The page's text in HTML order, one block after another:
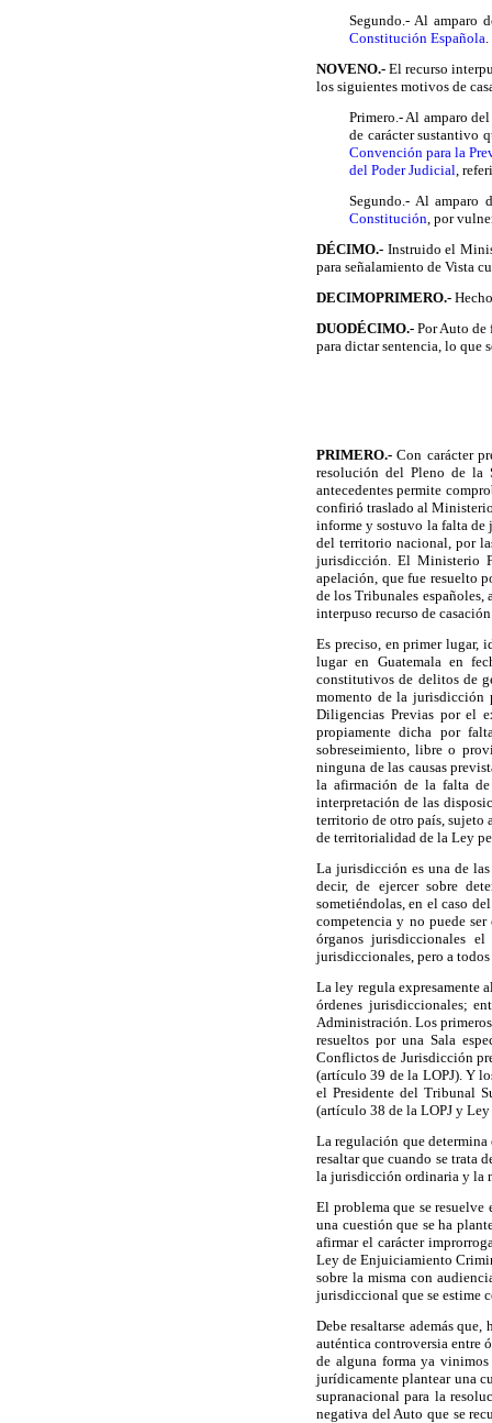
Segundo.- Al amparo
Constitución Española.
NOVENO.- El recurso
los siguientes motivos de
Primero.- Al amparo
de carácter sustantivo
Convención para la
del Poder Judicial,
Segundo.- Al
Constitución, por
DÉCIMO.- Instruido el
para señalamiento de Vista
DECIMOPRIMERO.-
DUODÉCIMO.- Por Auto de
para dictar sentencia, lo que
PRIMERO.-Con carácter
resolución del Pleno de la
antecedentes permite
confirió traslado al
informe y sostuvo la falta de
del territorio nacional, por
jurisdicción. El Ministerio
apelación, que fue resuelto
de los Tribunales españoles,
interpuso recurso de
Es preciso, en primer lugar,
lugar en Guatemala en
constitutivos de delitos de
momento de la jurisdicción
Diligencias Previas por el
propiamente dicha por
sobreseimiento, libre o
ninguna de las causas
la afirmación de la falta
interpretación de las
territorio de otro país, sujeto
de territorialidad de la Ley
La jurisdicción es una de
decir, de ejercer sobre
sometiéndolas, en el caso
competencia y no puede
órganos jurisdiccionales
jurisdiccionales, pero a
La ley regula expresamente
órdenes jurisdiccionales;
Administración. Los
resueltos por una Sala
Conflictos de Jurisdicción
(artículo 39 de la LOPJ). Y
el Presidente del Tribunal
(artículo 38 de la LOPJ y
La regulación que determina
resaltar que cuando se trata
la jurisdicción ordinaria y la
El problema que se resuelve
una cuestión que se ha
afirmar el carácter
Ley de Enjuiciamiento
sobre la misma con
jurisdiccional que se estime
Debe resaltarse además
auténtica controversia entre
de alguna forma ya
jurídicamente plantear una
supranacional para la
negativa del Auto que se